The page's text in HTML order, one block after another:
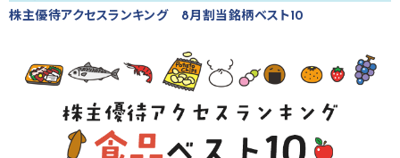
株主優待アクセスランキング 8月割当銘柄ベスト10